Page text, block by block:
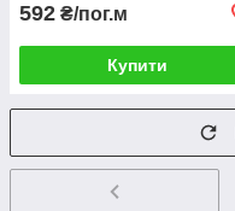
592 ₴/пог.м
Купити